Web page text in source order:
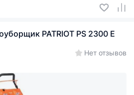
PATRIOT PS 2300 Е
Нет отзывов